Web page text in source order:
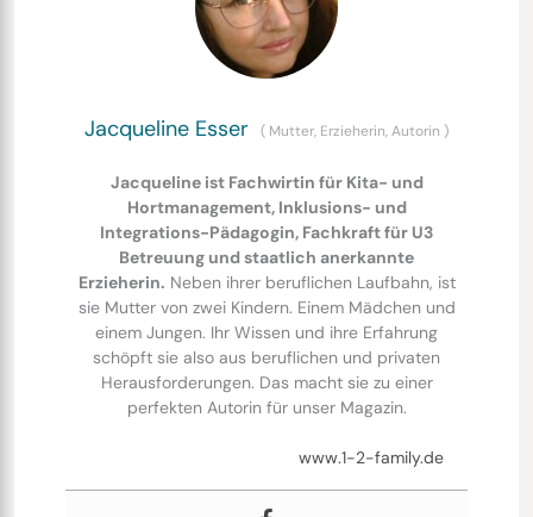
Jacqueline Esser ( Mutter, Erzieherin, Autorin )
Jacqueline ist Fachwirtin für Kita- und
Hortmanagement, Inklusions- und
Integrations-Pädagogin, Fachkraft für U3
Betreuung und staatlich anerkannte
Erzieherin. Neben ihrer beruflichen Laufbahn, ist
sie Mutter von zwei Kindern. Einem Mädchen und
einem Jungen. Ihr Wissen und ihre Erfahrung
schöpft sie also aus beruflichen und privaten
Herausforderungen. Das macht sie zu einer
perfekten Autorin für unser Magazin.
www.1-2-family.de